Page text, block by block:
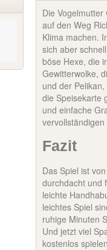
Die
auf den Weg
Klima machen.
sich aber
böse Hexe, die
Gewitterwolke,
und der
die Speisekarte
und einfache
Fazit
Das Spiel ist
durchdacht und
leichte
leichtes Spiel
ruhige Minuten
Und jetzt viel
kostenlos